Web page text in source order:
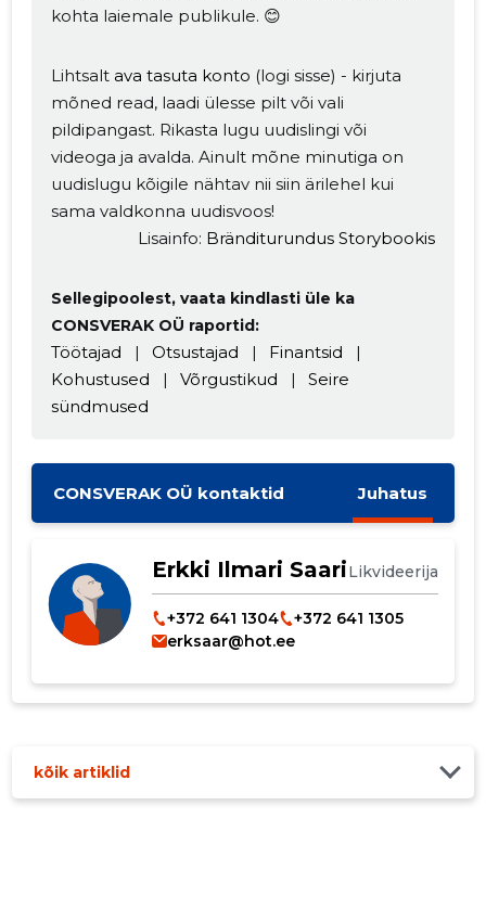
kohta laiemale publikule. 😊
Lihtsalt ava tasuta konto (logi sisse) - kirjuta
mõned read, laadi ülesse pilt või vali
pildipangast. Rikasta lugu uudislingi või
videoga ja avalda. Ainult mõne minutiga on
uudislugu kõigile nähtav nii siin ärilehel kui
sama valdkonna uudisvoos!
Lisainfo: Bränditurundus Storybookis
Sellegipoolest, vaata kindlasti üle ka
CONSVERAK OÜ raportid:
Töötajad | Otsustajad | Finantsid
|
Kohustused
| Võrgustikud |
Seire
sündmused
CONSVERAK OÜ kontaktid Juhatus
Erkki Ilmari SaariLikvideerija
+372 641 1304
+372 641 1305
erksaar@hot.ee
kõik artiklid
Muuda pildi
kirjeldust